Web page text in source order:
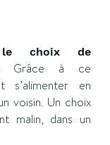
le choix de
Grâce à ce
s’alimenter en
voisin. Un choix
malin, dans un